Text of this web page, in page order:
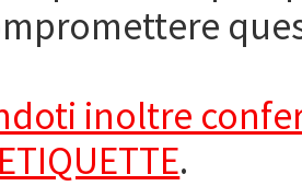
inoltre
.